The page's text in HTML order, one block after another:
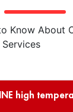
Know About
Services
high